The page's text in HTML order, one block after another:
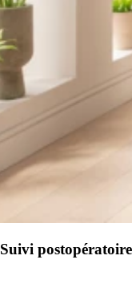
Suivi postopératoire